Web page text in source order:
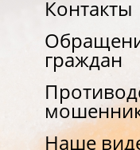
Контакты
граждан
Наше